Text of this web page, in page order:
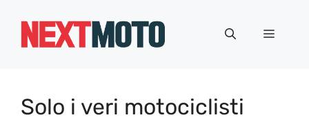
Menu
Solo i veri motociclisti